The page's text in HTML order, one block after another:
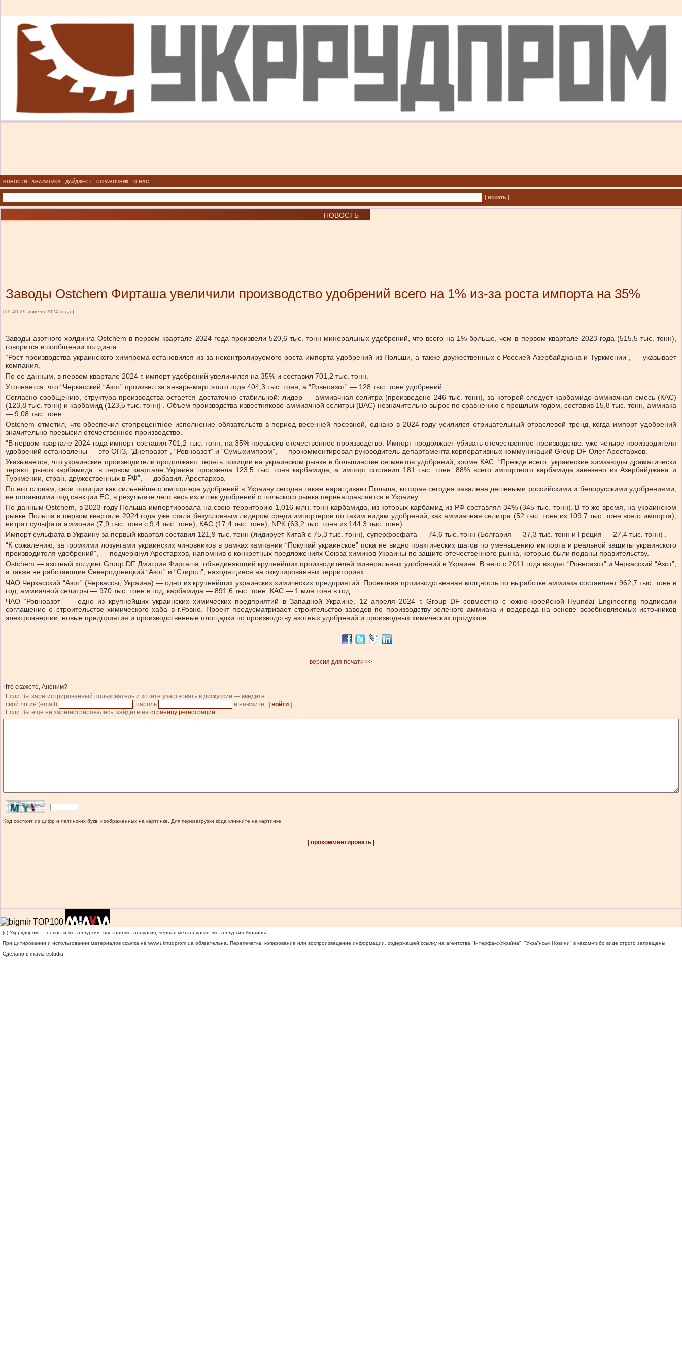
НОВОСТИ АНАЛИТИКА ДАЙДЖЕСТ СПРАВОЧНИК О НАС
| искать |
НОВОСТЬ
Заводы Ostchem Фирташа увеличили производство удобрений всего на 1% из-за роста импорта на 35%
[09:40 29 апреля 2024 года ]
Заводы азотного холдинга Ostchem в первом квартале 2024 года произвели 520,6 тыс. тонн минеральных удобрений, что всего на 1% больше, чем в первом квартале 2023 года (515,5 тыс. тонн),
говорится в сообщении холдинга.
“Рост производства украинского химпрома остановился из-за неконтролируемого роста импорта удобрений из Польши, а также дружественных с Россией Азербайджана и Туркмении”, — указывает
компания.
По ее данным, в первом квартале 2024 г. импорт удобрений увеличился на 35% и составил 701,2 тыс. тонн.
Уточняется, что “Черкасский “Азот” произвел за январь-март этого года 404,3 тыс. тонн, а “Ровноазот” — 128 тыс. тонн удобрений.
Согласно сообщению, структура производства остается достаточно стабильной: лидер — аммиачная селитра (произведено 246 тыс. тонн), за которой следует карбамидо-аммиачная смесь (КАС)
(123,8 тыс. тонн) и карбамид (123,5 тыс. тонн) . Объем производства известняково-аммиачной селитры (ВАС) незначительно вырос по сравнению с прошлым годом, составив 15,8 тыс. тонн, аммиака
— 9,08 тыс. тонн.
Ostchem отметил, что обеспечил стопроцентное исполнение обязательств в период весенней посевной, однако в 2024 году усилился отрицательный отраслевой тренд, когда импорт удобрений
значительно превысил отечественное производство.
“В первом квартале 2024 года импорт составил 701,2 тыс. тонн, на 35% превысив отечественное производство. Импорт продолжает убивать отечественное производство: уже четыре производителя
удобрений остановлены — это ОПЗ, “Днепразот”, “Ровноазот” и “Сумыхимпром”, — прокомментировал руководитель департамента корпоративных коммуникаций Group DF Олег Арестархов.
Указывается, что украинские производители продолжают терять позиции на украинском рынке в большинстве сегментов удобрений, кроме КАС. “Прежде всего, украинские химзаводы драматически
теряют рынок карбамида: в первом квартале Украина произвела 123,5 тыс. тонн карбамида, а импорт составил 181 тыс. тонн. 88% всего импортного карбамида завезено из Азербайджана и
Туркмении, стран, дружественных в РФ”, — добавил. Арестархов.
По его словам, свои позиции как сильнейшего импортера удобрений в Украину сегодня также наращивает Польша, которая сегодня завалена дешевыми российскими и белорусскими удобрениями,
не попавшими под санкции ЕС, в результате чего весь излишек удобрений с польского рынка перенаправляется в Украину.
По данным Ostchem, в 2023 году Польша импортировала на свою территорию 1,016 млн. тонн карбамида, из которых карбамид из РФ составлял 34% (345 тыс. тонн). В то же время, на украинском
рынке Польша в первом квартале 2024 года уже стала безусловным лидером среди импортеров по таким видам удобрений, как аммиачная селитра (52 тыс. тонн из 109,7 тыс. тонн всего импорта),
нитрат сульфата аммония (7,9 тыс. тонн с 9,4 тыс. тонн), КАС (17,4 тыс. тонн), NPK (63,2 тыс. тонн из 144,3 тыс. тонн).
Импорт сульфата в Украину за первый квартал составил 121,9 тыс. тонн (лидирует Китай с 75,3 тыс. тонн), суперфосфата — 74,6 тыс. тонн (Болгария — 37,3 тыс. тонн и Греция — 27,4 тыс. тонн) .
“К сожалению, за громкими лозунгами украинских чиновников в рамках кампании “Покупай украинское” пока не видно практических шагов по уменьшению импорта и реальной защиты украинского
производителя удобрений”, — подчеркнул Арестархов, напомнив о конкретных предложениях Союза химиков Украины по защите отечественного рынка, которые были поданы правительству.
Ostchem — азотный холдинг Group DF Дмитрия Фирташа, объединяющий крупнейших производителей минеральных удобрений в Украине. В него с 2011 года входят “Ровноазот” и Черкасский “Азот”,
а также не работающие Северодонецкий “Азот” и “Стирол”, находящиеся на оккупированных территориях.
ЧАО Черкасский “Азот” (Черкассы, Украина) — одно из крупнейших украинских химических предприятий. Проектная производственная мощность по выработке аммиака составляет 962,7 тыс. тонн в
год, аммиачной селитры — 970 тыс. тонн в год, карбамида — 891,6 тыс. тонн, КАС — 1 млн тонн в год.
ЧАО “Ровноазот” — одно из крупнейших украинских химических предприятий в Западной Украине. 12 апреля 2024 г. Group DF совместно с южно-корейской Hyundai Engineering подписали
соглашение о строительстве химического хаба в г.Ровно. Проект предусматривает строительство заводов по производству зеленого аммиака и водорода на основе возобновляемых источников
электроэнергии; новые предприятия и производственные площадки по производству азотных удобрений и производных химических продуктов.
версия для печати >>
Что скажете, Аноним?
Если Вы зарегистрированный пользователь и хотите участвовать в дискуссии — введите
свой логин (email)
, пароль и нажмите | войти |
.
Если Вы еще не зарегистрировались, зайдите на страницу регистрации.
Код состоит из цифр и латинских букв, изображенных на картинке. Для перезагрузки кода кликните на картинке.
| прокомментировать |
(c) Укррудпром — новости металлургии: цветная металлургия, черная металлургия, металлургия Украины
При цитировании и использовании материалов ссылка на www.ukrrudprom.ua обязательна. Перепечатка, копирование или воспроизведение информации, содержащей ссылку на агентства "Iнтерфакс-Україна", "Українськi Новини" в каком-либо виде строго запрещены
Сделано в miavia estudia.